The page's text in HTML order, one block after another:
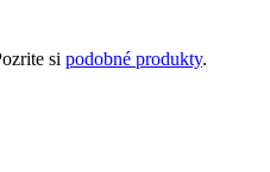
si podobné produkty.